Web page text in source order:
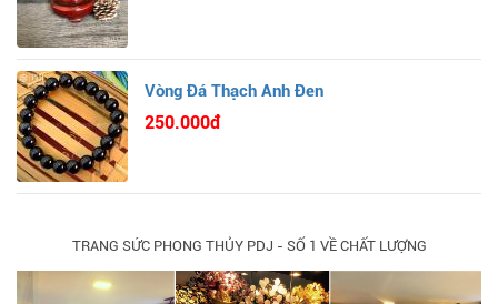
Vòng Đá Thạch Anh Đen
250.000đ
TRANG SỨC PHONG THỦY PDJ - SỐ 1 VỀ CHẤT LƯỢNG